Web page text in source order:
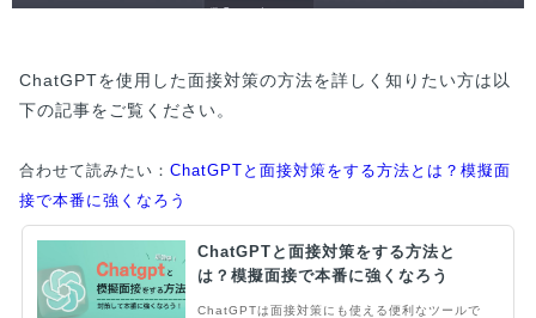
ChatGPTを使用した面接対策の方法を詳しく知りたい方は以
下の記事をご覧ください。
合わせて読みたい： ChatGPTと面接対策をする方法とは？模擬面
接で本番に強くなろう
ChatGPTと面接対策をする方法と
は？模擬面接で本番に強くなろう
ChatGPTは面接対策にも使える便利なツールで